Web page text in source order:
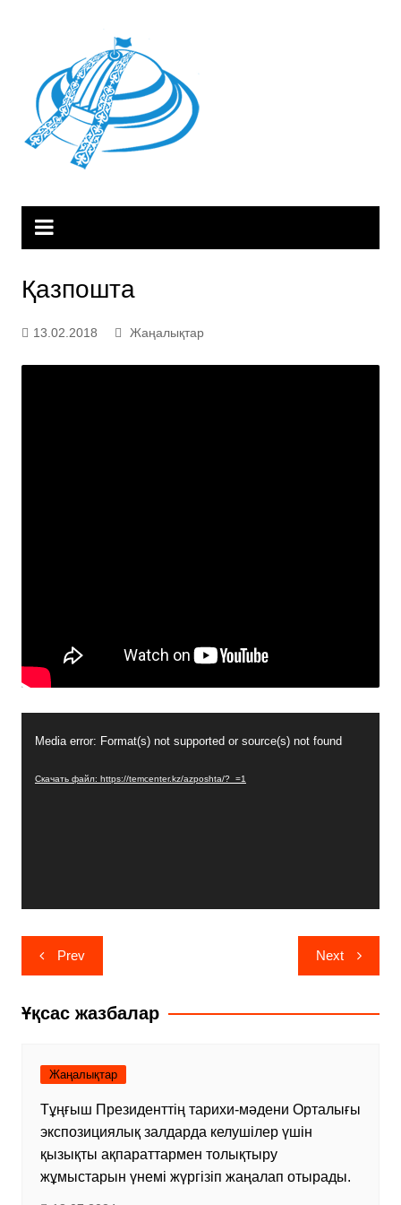
Қазпошта
13.02.2018 Жаңалықтар
Media error: Format(s) not supported or source(s) not found
Скачать файл: https://temcenter.kz/azposhta/?_=1
Навигация
по
записям
Prev Next
Ұқсас жазбалар
Жаңалықтар
Тұңғыш Президенттің тарихи-мәдени Орталығы
экспозициялық залдарда келушілер үшін
қызықты ақпараттармен толықтыру
жұмыстарын үнемі жүргізіп жаңалап отырады.